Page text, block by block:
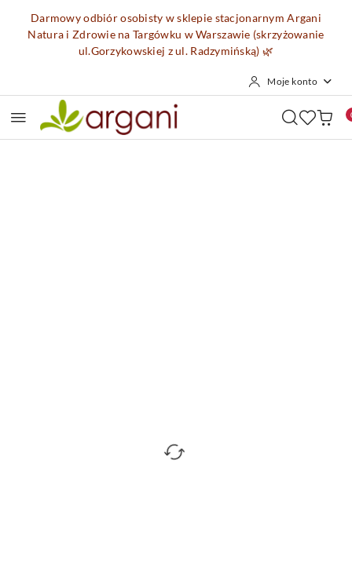
Przejdź do treści głównej
Przejdź do wyszukiwarki
Przejdź do moje konto
Przejdź do menu głównego
Przejdź do opisu produktu
Przejdź do stopki
Darmowy odbiór osobisty w sklepie stacjonarnym Argani
Natura i Zdrowie na Targówku w Warszawie (skrzyżowanie
ul.Gorzykowskiej z ul. Radzymińską) 🌿
Moje konto